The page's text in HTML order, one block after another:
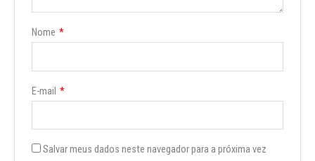
Nome *
E-mail *
Salvar meus dados neste navegador para a próxima vez